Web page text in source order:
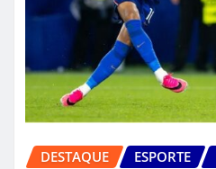
DESTAQUE ESPORTE